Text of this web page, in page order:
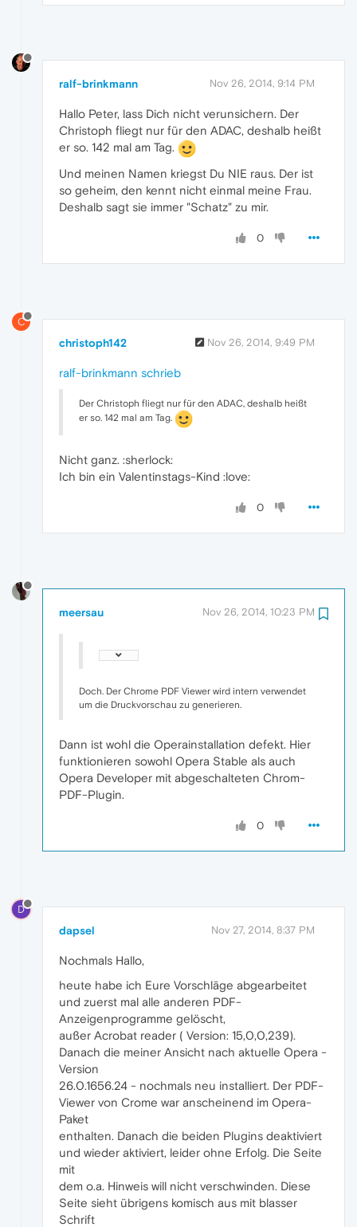
ralf-brinkmann Nov 26, 2014, 9:14 PM
Hallo Peter, lass Dich nicht verunsichern. Der
Christoph fliegt nur für den ADAC, deshalb heißt
er so. 142 mal am Tag.
Und meinen Namen kriegst Du NIE raus. Der ist
so geheim, den kennt nicht einmal meine Frau.
Deshalb sagt sie immer "Schatz" zu mir.
0
C
christoph142 Nov 26, 2014, 9:49 PM
ralf-brinkmann schrieb
Der Christoph fliegt nur für den ADAC, deshalb heißt
er so. 142 mal am Tag.
Nicht ganz. :sherlock:
Ich bin ein Valentinstags-Kind :love:
0
meersau Nov 26, 2014, 10:23 PM
Doch. Der Chrome PDF Viewer wird intern verwendet
um die Druckvorschau zu generieren.
Dann ist wohl die Operainstallation defekt. Hier
funktionieren sowohl Opera Stable als auch
Opera Developer mit abgeschalteten Chrom-
PDF-Plugin.
0
D
dapsel Nov 27, 2014, 8:37 PM
Nochmals Hallo,
heute habe ich Eure Vorschläge abgearbeitet
und zuerst mal alle anderen PDF-
Anzeigenprogramme gelöscht,
außer Acrobat reader ( Version: 15,0,0,239).
Danach die meiner Ansicht nach aktuelle Opera -
Version
26.0.1656.24 - nochmals neu installiert. Der PDF-
Viewer von Crome war anscheinend im Opera-
Paket
enthalten. Danach die beiden Plugins deaktiviert
und wieder aktiviert, leider ohne Erfolg. Die Seite
mit
dem o.a. Hinweis will nicht verschwinden. Diese
Seite sieht übrigens komisch aus mit blasser
Schrift